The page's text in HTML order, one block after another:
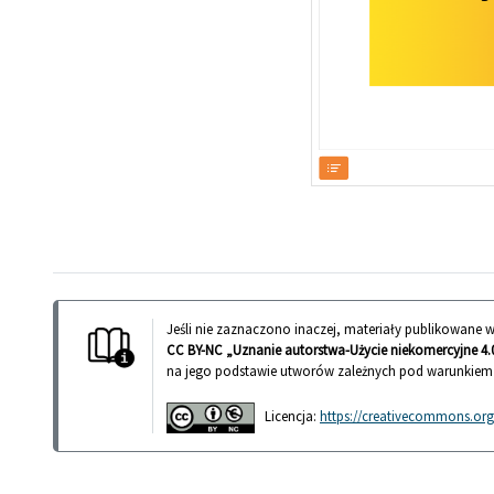
Jeśli nie zaznaczono inaczej, materiały publikowane
CC BY-NC „Uznanie autorstwa-Użycie niekomercyjne
na jego podstawie utworów zależnych pod warunkiem
Licencja: https://